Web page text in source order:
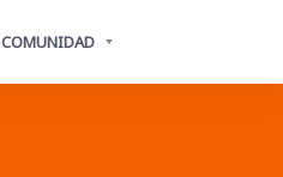
COMUNIDAD